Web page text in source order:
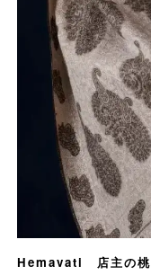
Hemavati 店主の桃